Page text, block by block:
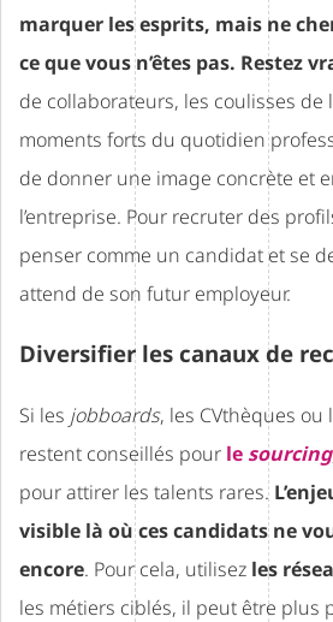
marquer les esprits, mais ne
ce que vous n’êtes pas. Restez
de collaborateurs, les coulisses de
moments forts du quotidien
de donner une image concrète et
l’entreprise. Pour recruter des
penser comme un candidat et se
attend de son futur employeur.
Diversifier les canaux de
Si les jobboards, les CVthèques ou
restent conseillés pour le sourcing
pour attirer les talents rares.
visible là où ces candidats ne
encore. Pour cela, utilisez les
les métiers ciblés, il peut être plus